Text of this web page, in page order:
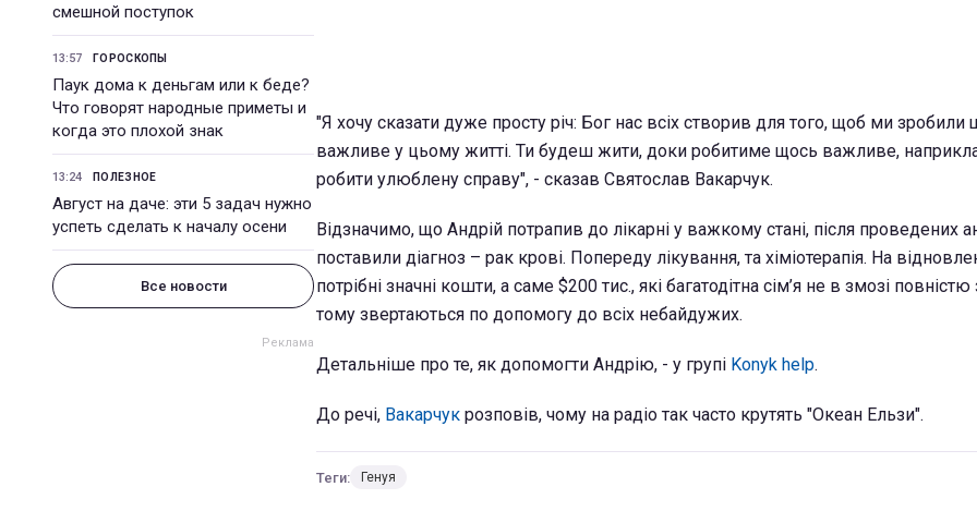
смешной поступок
13:57 ГОРОСКОПЫ
Паук дома к деньгам или к беде?
Что говорят народные приметы и
когда это плохой знак
13:24 ПОЛЕЗНОЕ
Август на даче: эти 5 задач нужно
успеть сделать к началу осени
Все новости
"Я хочу сказати дуже просту річ: Бог нас всіх створив для того, щоб ми зробили
важливе у цьому житті. Ти будеш жити, доки робитиме щось важливе,
робити улюблену справу", - сказав Святослав Вакарчук.
Відзначимо, що Андрій потрапив до лікарні у важкому стані, після проведених
поставили діагноз – рак крові. Попереду лікування, та хіміотерапія. На
потрібні значні кошти, а саме $200 тис., які багатодітна сім’я не в змозі
тому звертаються по допомогу до всіх небайдужих.
Детальніше про те, як допомогти Андрію, - у групі Konyk help.
До речі, Вакарчук розповів, чому на радіо так часто крутять "Океан Ельзи".
Теги: Генуя